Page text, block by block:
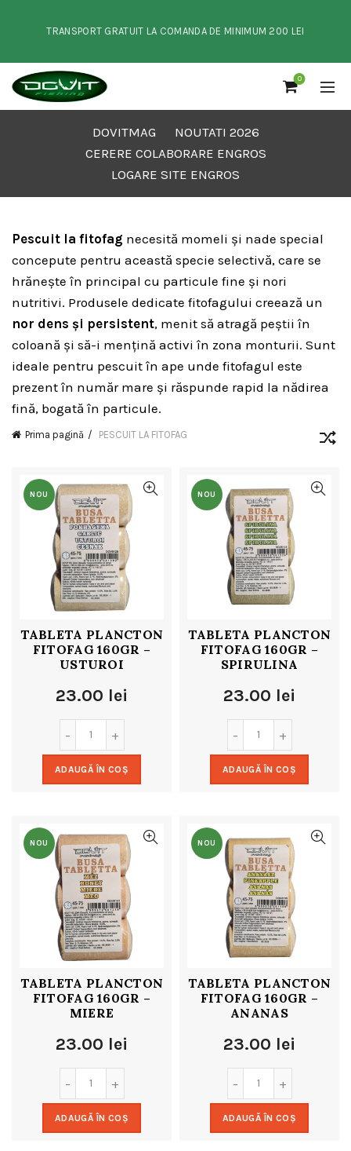
TRANSPORT GRATUIT LA COMANDA DE MINIMUM 200 LEI
0
DOVITMAG
NOUTATI 2026
CERERE COLABORARE ENGROS
LOGARE SITE ENGROS
Pescuit la fitofag necesită momeli și nade special
concepute pentru această specie selectivă, care se
hrănește în principal cu particule fine și nori
nutritivi. Produsele dedicate fitofagului creează un
nor dens și persistent, menit să atragă peștii în
coloană și să-i mențină activi în zona monturii. Sunt
ideale pentru pescuit în ape unde fitofagul este
prezent în număr mare și răspunde rapid la nădirea
fină, bogată în particule.
Prima pagină PESCUIT LA FITOFAG
NOU
TABLETA PLANCTON
FITOFAG 160GR –
USTUROI
23.00 lei
ADAUGĂ ÎN COȘ
NOU
TABLETA PLANCTON
FITOFAG 160GR –
SPIRULINA
23.00 lei
ADAUGĂ ÎN COȘ
NOU
TABLETA PLANCTON
FITOFAG 160GR –
MIERE
23.00 lei
ADAUGĂ ÎN COȘ
NOU
TABLETA PLANCTON
FITOFAG 160GR –
ANANAS
23.00 lei
ADAUGĂ ÎN COȘ